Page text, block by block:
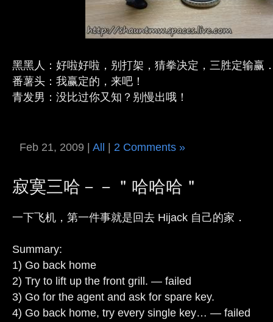
黑黑人：好啦好啦，别打架，猜拳决定，三胜定输赢
番薯头：我赢定的，来吧！
青发男：没比过你又知？别慢出哦！
Feb 21, 2009 | All 2 Comments »
寂寞三哈－－＂哈哈哈＂
一下飞机，第一件事就是回去 Hijack 自己的家．
Summary:
1) Go back home
2) Try to lift up the front grill. — failed
3) Go for the agent and ask for spare key.
4) Go back home, try every single key… — failed